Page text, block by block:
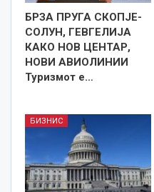
БРЗА ПРУГА СКОПЈЕ-
СОЛУН, ГЕВГЕЛИЈА
КАКО НОВ ЦЕНТАР,
НОВИ АВИОЛИНИИ
Туризмот е…
БИЗНИС